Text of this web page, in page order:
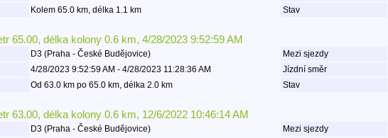
Kolem 65.0 km, délka 1.1 km Stav
65.00, délka kolony 0.6 km, 4/28/2023 9:52:59 AM
D3 (Praha - České Budějovice) Mezi sjezdy
4/28/2023 9:52:59 AM - 4/28/2023 11:28:36 AM Jízdní směr
Od 63.0 km po 65.0 km, délka 2.0 km Stav
63.00, délka kolony 0.6 km, 12/6/2022 10:46:14 AM
D3 (Praha - České Budějovice) Mezi sjezdy